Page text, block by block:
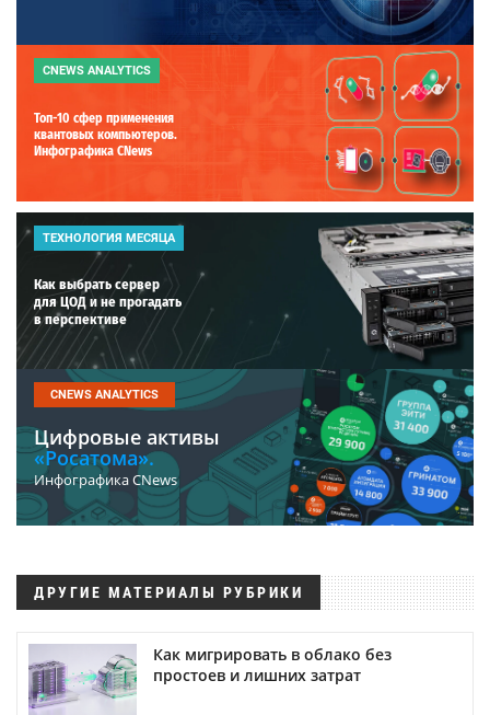
CNEWS ANALYTICS
Топ-10 сфер применения
квантовых компьютеров.
Инфографика CNews
ТЕХНОЛОГИЯ МЕСЯЦА
Как выбрать сервер
для ЦОД и не прогадать
в перспективе
CNEWS ANALYTICS
Цифровые активы
«Росатома».
Инфографика CNews
ДРУГИЕ МАТЕРИАЛЫ РУБРИКИ
Как мигрировать в облако без
простоев и лишних затрат